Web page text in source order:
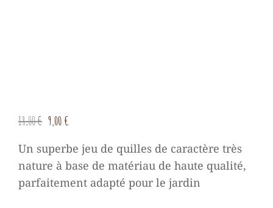
18,00€ Le
initial
était :
18,00 €.
9,00 €
actuel
est :
9,00 €.
Un superbe jeu de quilles de caractère très
nature à base de matériau de haute qualité,
parfaitement adapté pour le jardin